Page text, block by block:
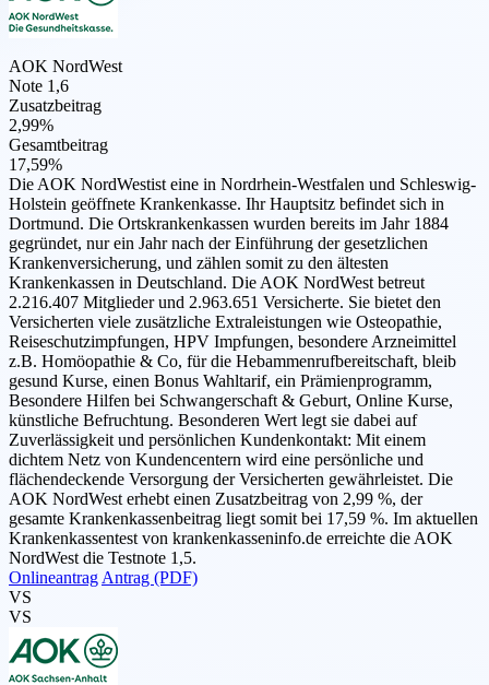
AOK NordWest
Note 1,6
Zusatzbeitrag
2,99%
Gesamtbeitrag
17,59%
Die AOK NordWestist eine in Nordrhein-Westfalen und Schleswig-
Holstein geöffnete Krankenkasse. Ihr Hauptsitz befindet sich in
Dortmund. Die Ortskrankenkassen wurden bereits im Jahr 1884
gegründet, nur ein Jahr nach der Einführung der gesetzlichen
Krankenversicherung, und zählen somit zu den ältesten
Krankenkassen in Deutschland. Die AOK NordWest betreut
2.216.407 Mitglieder und 2.963.651 Versicherte. Sie bietet den
Versicherten viele zusätzliche Extraleistungen wie Osteopathie,
Reiseschutzimpfungen, HPV Impfungen, besondere Arzneimittel
z.B. Homöopathie & Co, für die Hebammenrufbereitschaft, bleib
gesund Kurse, einen Bonus Wahltarif, ein Prämienprogramm,
Besondere Hilfen bei Schwangerschaft & Geburt, Online Kurse,
künstliche Befruchtung. Besonderen Wert legt sie dabei auf
Zuverlässigkeit und persönlichen Kundenkontakt: Mit einem
dichtem Netz von Kundencentern wird eine persönliche und
flächendeckende Versorgung der Versicherten gewährleistet. Die
AOK NordWest erhebt einen Zusatzbeitrag von 2,99 %, der
gesamte Krankenkassenbeitrag liegt somit bei 17,59 %. Im aktuellen
Krankenkassentest von krankenkasseninfo.de erreichte die AOK
NordWest die Testnote 1,5.
Onlineantrag Antrag (PDF)
VS
VS